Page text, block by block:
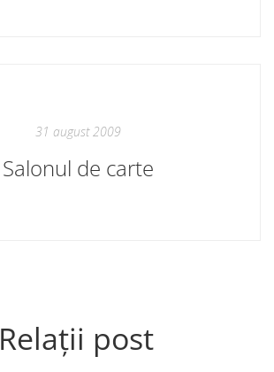
31 august 2009
Salonul de carte
Relații post